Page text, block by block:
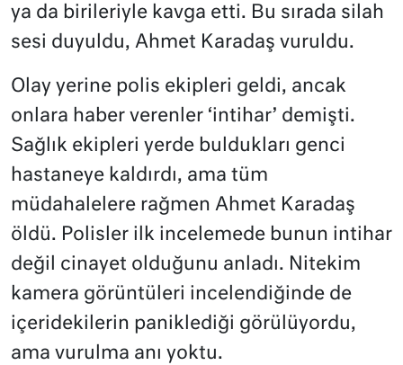
ya da birileriyle kavga etti. Bu sırada silah
sesi duyuldu, Ahmet Karadaş vuruldu.
Olay yerine polis ekipleri geldi, ancak
onlara haber verenler ‘intihar’ demişti.
Sağlık ekipleri yerde buldukları genci
hastaneye kaldırdı, ama tüm
müdahalelere rağmen Ahmet Karadaş
öldü. Polisler ilk incelemede bunun intihar
değil cinayet olduğunu anladı. Nitekim
kamera görüntüleri incelendiğinde de
içeridekilerin paniklediği görülüyordu,
ama vurulma anı yoktu.